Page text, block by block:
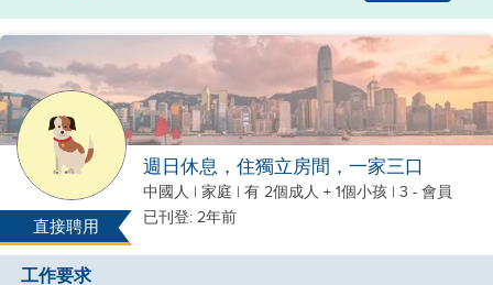
直接聘用
週日休息，住獨立房間，一家三口
中國人 | 家庭 | 有 2個成人 + 1個小孩 | 3 - 會員
已刊登: 2年前
工作要求